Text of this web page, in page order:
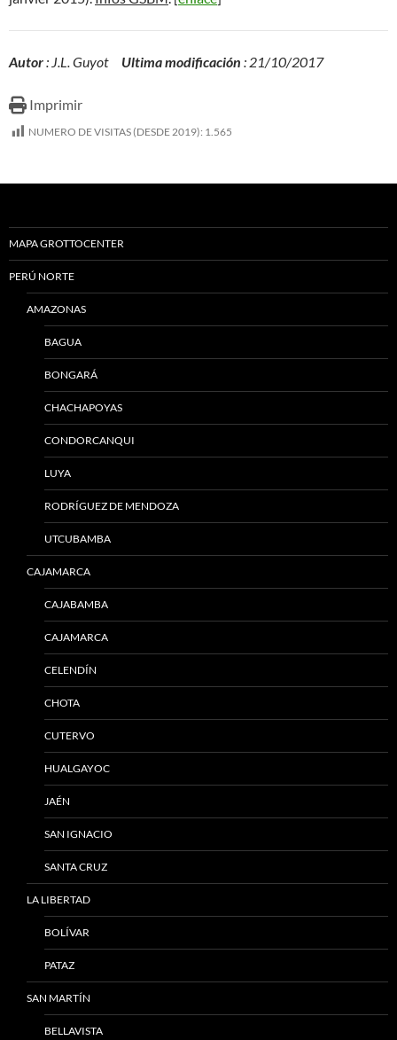
Autor: J.L. Guyot Ultima modificación : 21/10/2017
Imprimir
NUMERO DE VISITAS (DESDE 2019): 1.565
MAPA GROTTOCENTER
PERÚ NORTE
AMAZONAS
BAGUA
BONGARÁ
CHACHAPOYAS
CONDORCANQUI
LUYA
RODRÍGUEZ DE MENDOZA
UTCUBAMBA
CAJAMARCA
CAJABAMBA
CAJAMARCA
CELENDÍN
CHOTA
CUTERVO
HUALGAYOC
JAÉN
SAN IGNACIO
SANTA CRUZ
LA LIBERTAD
BOLÍVAR
PATAZ
SAN MARTÍN
BELLAVISTA